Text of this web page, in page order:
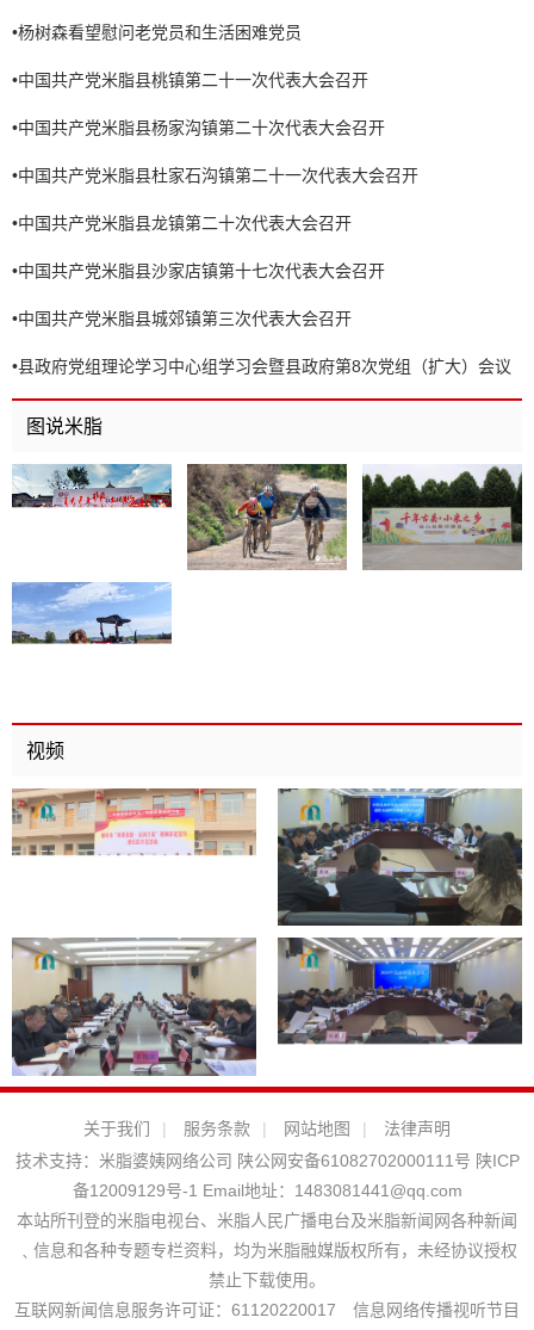
•杨树森看望慰问老党员和生活困难党员
•中国共产党米脂县桃镇第二十一次代表大会召开
•中国共产党米脂县杨家沟镇第二十次代表大会召开
•中国共产党米脂县杜家石沟镇第二十一次代表大会召开
•中国共产党米脂县龙镇第二十次代表大会召开
•中国共产党米脂县沙家店镇第十七次代表大会召开
•中国共产党米脂县城郊镇第三次代表大会召开
•县政府党组理论学习中心组学习会暨县政府第8次党组（扩大）会议
召开
图说米脂
视频
关于我们 | 服务条款 | 网站地图 |
法律声明
技术支持： 米脂婆姨网络公司 陕公网安备61082702000111号 陕ICP
备12009129号-1 Email地址： 1483081441@qq.com
本站所刊登的米脂电视台、米脂人民广播电台及米脂新闻网各种新闻
﹑信息和各种专题专栏资料，均为米脂融媒版权所有，未经协议授权
禁止下载使用。
互联网新闻信息服务许可证：61120220017 信息网络传播视听节目